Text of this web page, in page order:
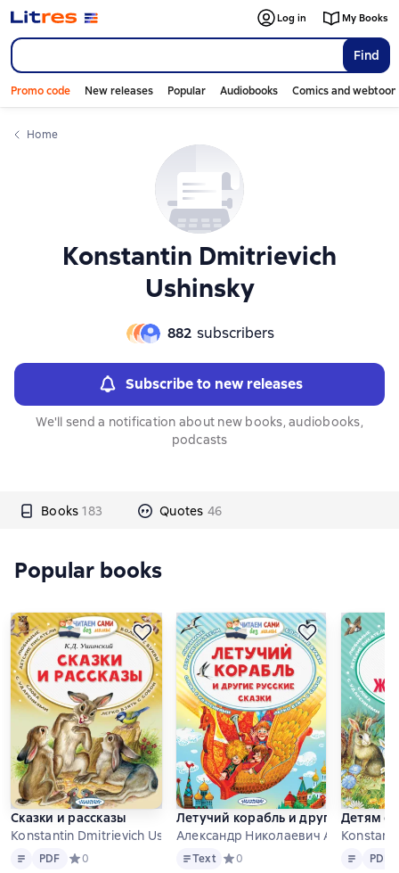
Find
Log in My Books
Promo code New releases Popular Audiobooks Comics and
Home
Konstantin Dmitrievich
Ushinsky
882 subscribers
Subscribe to new releases
We'll send a notification about new books, audiobooks,
podcasts
Books 183 Quotes 46
Слайдер с книгами
Popular books
Сказки и рассказы
Konstantin Dmitrievich Ushinsky
Text PDF
PDF Средний рейтинг 0 на основе 0 оценок
0
Летучий корабль и другие
Александр Николаевич Афанасьев
TextText Средний рейтинг 0 на основе 0
0
Детям о
Text PDF
PDF
Слайдер с книгами